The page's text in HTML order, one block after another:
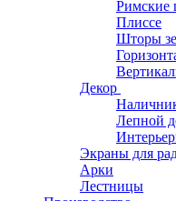
Римские
Плиссе
Шторы
Декор
Лепной
Экраны для
Арки
Лестницы